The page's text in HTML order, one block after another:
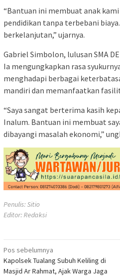
“Bantuan ini membuat anak
pendidikan tanpa terbebani
berkelanjutan,” ujarnya.
Gabriel Simbolon, lulusan SMA
Ia mengungkapkan rasa
menghadapi berbagai
mandiri dan memanfaatkan
“Saya sangat berterima kasih
Inalum. Bantuan ini membuat
dibayangi masalah ekonomi,”
Penulis: Sitio
Editor: Redaksi
Navigasi
pos
Pos sebelumnya
Kapolsek Tualang Subuh Keliling di
Masjid Ar Rahmat, Ajak Warga Jaga